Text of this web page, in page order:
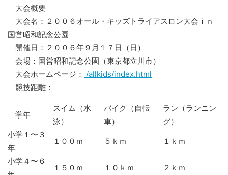
大会概要
大会名：２００６オール・キッズトライアスロン大会ｉｎ
国営昭和記念公園
開催日：２００６年９月１７日（日）
会場：国営昭和記念公園（東京都立川市）
大会ホームページ： /allkids/index.html
競技距離：
学年
スイム（水
泳）
バイク（自転
車）
ラン（ランニン
グ）
小学１〜３
年
１００ｍ ５ｋｍ １ｋｍ
小学４〜６
１５０ｍ １０ｋｍ ２ｋｍ